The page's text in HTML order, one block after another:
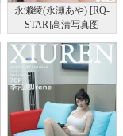
永濑绫(永瀬あや) [RQ-
STAR]高清写真图